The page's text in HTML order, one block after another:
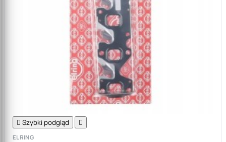
 Szybki podgląd 
ELRING